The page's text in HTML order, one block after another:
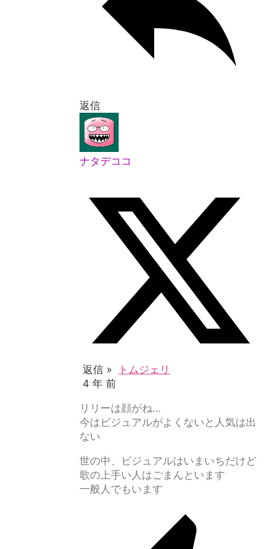
返信
ナタデココ
返信 »
トムジェリ
4 年 前
リリーは顔がね…
今はビジュアルがよくないと人気は出
ない
世の中、ビジュアルはいまいちだけど
歌の上手い人はごまんといます
一般人でもいます